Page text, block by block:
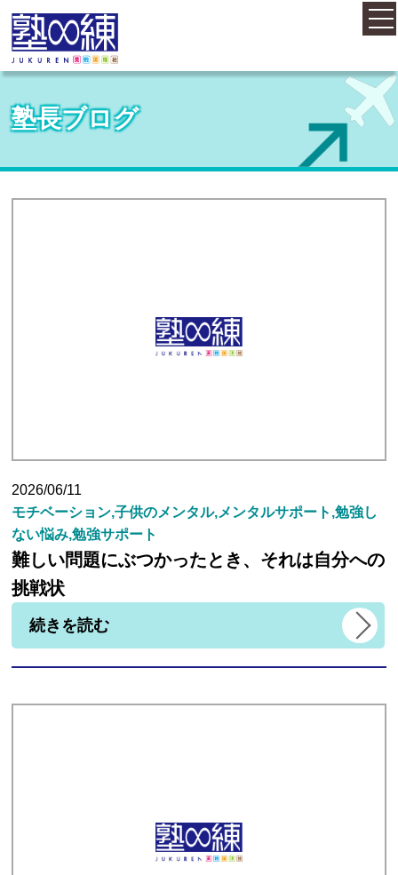
ホーム
コース案内
料金案内
小学生
中学生
大学受験の方
生徒さんの塾∞練体験インタビュー
塾長ブログ
2026/06/11
モチベーション,子供のメンタル,メンタルサポート,勉強し
ない悩み,勉強サポート
難しい問題にぶつかったとき、それは自分への
挑戦状
続きを読む